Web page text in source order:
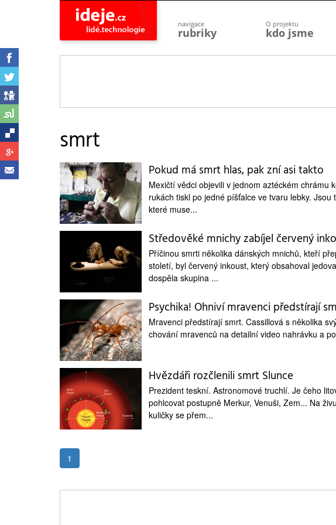
navigace
rubriky
planeta
přiroda
pokrok
technologie
firmy
zdraví
medicína
O projektu
kdo jsme
smrt
Pokud má smrt hlas, pak zní asi takto
Mexičtí vědci objevili v jednom aztéckém chrámu
rukách tiskl po jedné píšťalce ve tvaru lebky.
které muse...
Středověké mnichy zabíjel červený
Příčinou smrti několika dánských mnichů, kteří
století, byl červený inkoust, který obsahoval
dospěla skupina ...
Psychika! Ohniví mravenci předstírají
Mravenci předstírají smrt. Cassillová s několika
chování mravenců na detailní video nahrávku a
Hvězdáři rozčlenili smrt Slunce
Prezident teskní. Astronomové truchlí. Je čeho
pohlcovat postupně Merkur, Venuši, Zem... Na
kuličky se přem...
1